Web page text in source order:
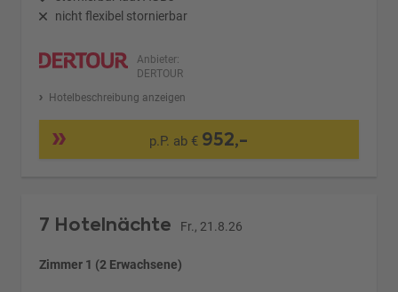
nicht flexibel stornierbar
Anbieter:
DERTOUR
Hotelbeschreibung anzeigen
p.P. ab € 952,-
7 Hotelnächte Fr., 21.8.26
Zimmer 1 (2 Erwachsene)